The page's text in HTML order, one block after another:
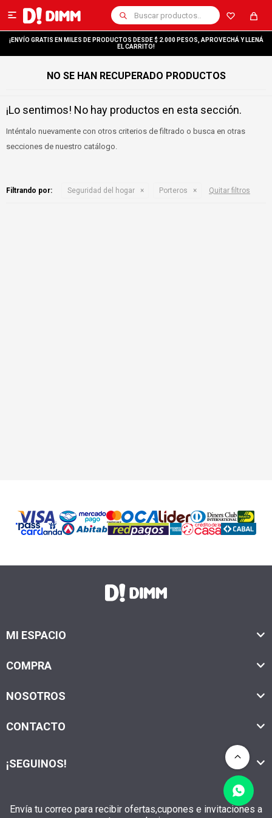

¡ENVÍO GRATIS EN MILES DE PRODUCTOS DESDE $ 2.000 PESOS, APROVECHÁ Y LLENÁ
EL CARRITO!
NO SE HAN RECUPERADO PRODUCTOS
¡Lo sentimos! No hay productos en esta sección.
Inténtalo nuevamente con otros criterios de filtrado o busca en otras
secciones de nuestro catálogo.
Filtrando por: Seguridad del hogar Porteros Quitar filtros
MI ESPACIO
COMPRA
NOSOTROS
CONTACTO
Envía tu correo para recibir ofertas,cupones e invitaciones a
¡SEGUINOS!